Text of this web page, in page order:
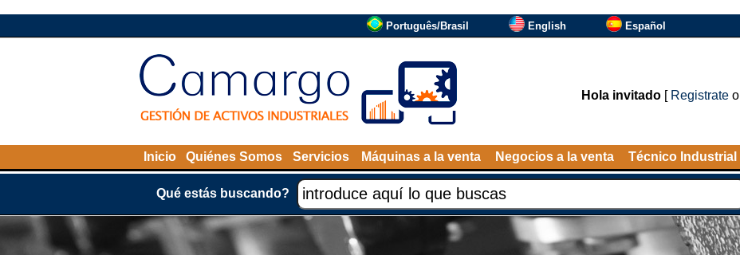
Português/Brasil English Español
Hola invitado[ Registrateo
Inicio Quiénes Somos Servicios Máquinas a la venta Negocios a la venta Técnico Industrial
Qué estás buscando?